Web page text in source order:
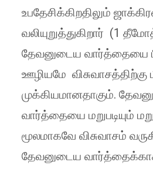
உபதேசிக்கிறதிலும்
வலியுறுத்துகிறார் (1
தேவனுடைய வார்த்தையை
ஊழியமே விசுவாசத்திற்கு
முக்கியமானதாகும்.
வார்த்தையை மறுபடியும்
மூலமாகவே விசுவாசம்
தேவனுடைய